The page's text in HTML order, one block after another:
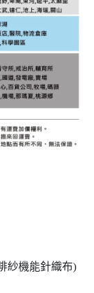
紗機能針織布)